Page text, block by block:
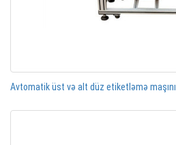
Avtomatik üst və alt düz etiketləmə maşını